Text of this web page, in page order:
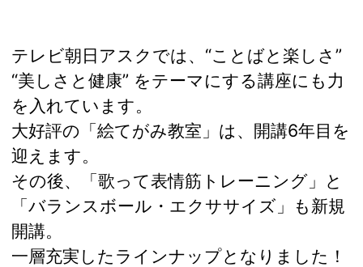
テレビ朝日アスクでは、“ことばと楽しさ”
“美しさと健康” をテーマにする講座にも力
を入れています。
大好評の「絵てがみ教室」は、開講6年目を
迎えます。
その後、「歌って表情筋トレーニング」と
「バランスボール・エクササイズ」も新規
開講。
一層充実したラインナップとなりました！